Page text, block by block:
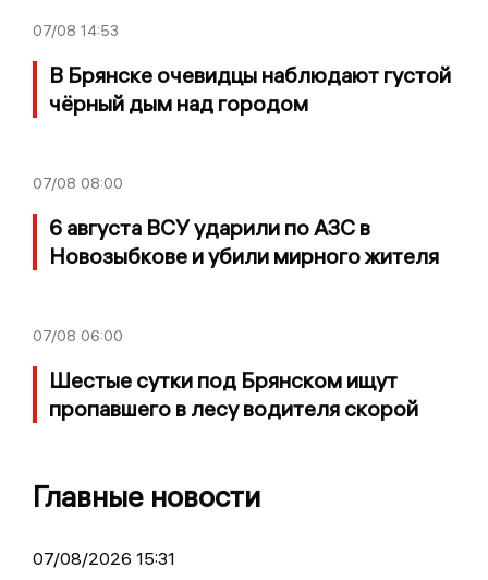
07/08 14:53
В Брянске очевидцы наблюдают густой
чёрный дым над городом
07/08 08:00
6 августа ВСУ ударили по АЗС в
Новозыбкове и убили мирного жителя
07/08 06:00
Шестые сутки под Брянском ищут
пропавшего в лесу водителя скорой
Главные новости
07/08/2026 15:31